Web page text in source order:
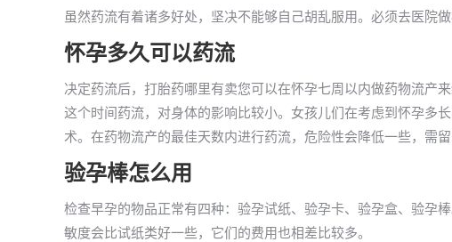
虽然药流有着诸多好处，坚决不能够自己胡乱服用。必须去医院
怀孕多久可以药流
决定药流后，打胎药哪里有卖您可以在怀孕七周以内做药物流产
这个时间药流，对身体的影响比较小。女孩儿们在考虑到怀孕多
术。在药物流产的最佳天数内进行药流，危险性会降低一些，需
验孕棒怎么用
检查早孕的物品正常有四种：验孕试纸、验孕卡、验孕盒、验孕
敏度会比试纸类好一些，它们的费用也相差比较多。